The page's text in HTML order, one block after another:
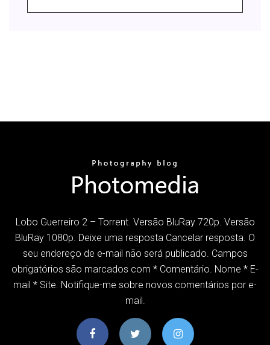
Lobo Guerreiro 2 – Torrent. Versão BluRay 720p. Versão
BluRay 1080p. Deixe uma resposta Cancelar resposta. O
seu endereço de e-mail não será publicado. Campos
obrigatórios são marcados com * Comentário. Nome * E-
mail * Site. Notifique-me sobre novos comentários por e-
mail.